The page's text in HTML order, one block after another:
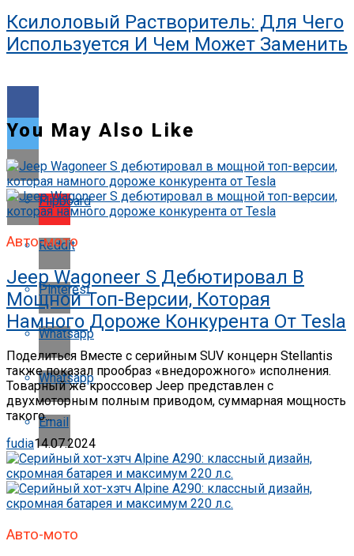
Ксилоловый Растворитель: Для Чего
Используется И Чем Может Заменить
Flipboard
Reddit
Pinterest
Whatsapp
Whatsapp
Email
You May Also Like
Авто-мото
Jeep Wagoneer S Дебютировал В
Мощной Топ-Версии, Которая
Намного Дороже Конкурента От Tesla
Поделиться Вместе с серийным SUV концерн Stellantis
также показал прообраз «внедорожного» исполнения.
Товарный же кроссовер Jeep представлен с
двухмоторным полным приводом, суммарная мощность
такого...
fudia14.07.2024
Авто-мото